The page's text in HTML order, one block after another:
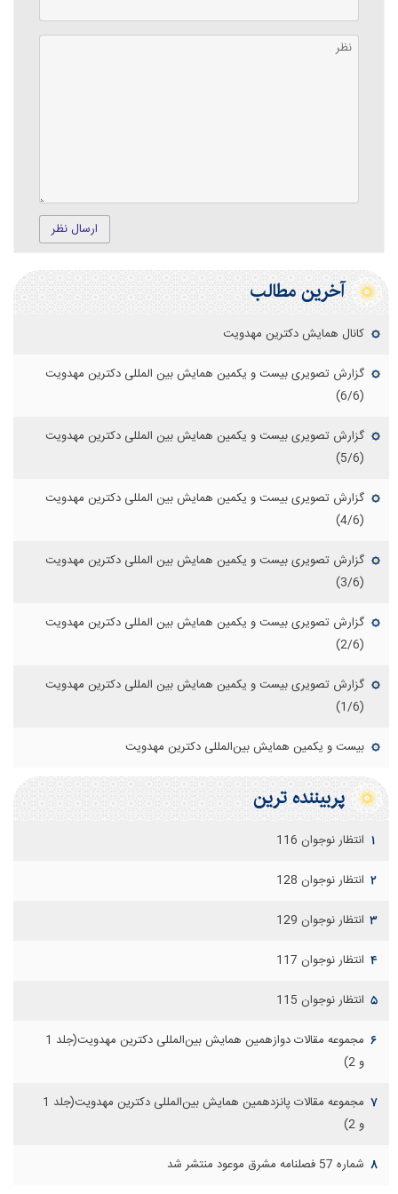
ارسال نظر
آخرین مطالب
کانال همایش دکترین مهدویت
گزارش تصویری بیست و یکمین همایش بین المللی دکترین مهدویت
(6/6)
گزارش تصویری بیست و یکمین همایش بین المللی دکترین مهدویت
(5/6)
گزارش تصویری بیست و یکمین همایش بین المللی دکترین مهدویت
(4/6)
گزارش تصویری بیست و یکمین همایش بین المللی دکترین مهدویت
(3/6)
گزارش تصویری بیست و یکمین همایش بین المللی دکترین مهدویت
(2/6)
گزارش تصویری بیست و یکمین همایش بین المللی دکترین مهدویت
(1/6)
بیست و یکمین همایش بین‌المللی دکترین مهدویت
پربيننده ترين
۱ انتظار نوجوان 116
۲ انتظار نوجوان 128
۳ انتظار نوجوان 129
۴ انتظار نوجوان 117
۵ انتظار نوجوان 115
۶
مجموعه مقالات دوازهمين همايش بين‌المللی دكترين مهدويت(جلد 1
و 2)
۷
مجموعه مقالات پانزدهمين همايش بين‌المللی دكترين مهدويت(جلد 1
و 2)
۸ شماره 57 فصلنامه مشرق موعود منتشر شد